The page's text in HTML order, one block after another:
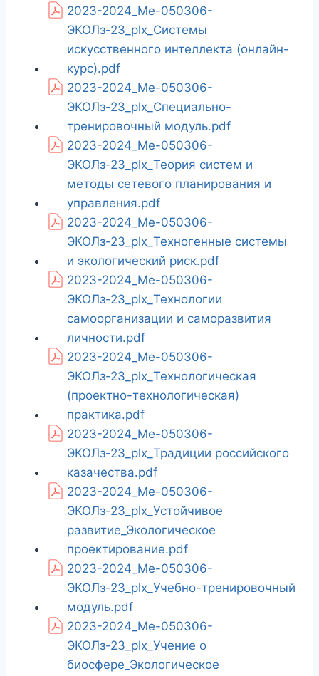
2023-2024_Ме-050306-
ЭКОЛз-23_plx_Системы
искусственного интеллекта (онлайн-
курс).pdf
2023-2024_Ме-050306-
ЭКОЛз-23_plx_Специально-
тренировочный модуль.pdf
2023-2024_Ме-050306-
ЭКОЛз-23_plx_Теория систем и
методы сетевого планирования и
управления.pdf
2023-2024_Ме-050306-
ЭКОЛз-23_plx_Техногенные системы
и экологический риск.pdf
2023-2024_Ме-050306-
ЭКОЛз-23_plx_Технологии
самоорганизации и саморазвития
личности.pdf
2023-2024_Ме-050306-
ЭКОЛз-23_plx_Технологическая
(проектно-технологическая)
практика.pdf
2023-2024_Ме-050306-
ЭКОЛз-23_plx_Традиции российского
казачества.pdf
2023-2024_Ме-050306-
ЭКОЛз-23_plx_Устойчивое
развитие_Экологическое
проектирование.pdf
2023-2024_Ме-050306-
ЭКОЛз-23_plx_Учебно-тренировочный
модуль.pdf
2023-2024_Ме-050306-
ЭКОЛз-23_plx_Учение о
биосфере_Экологическое